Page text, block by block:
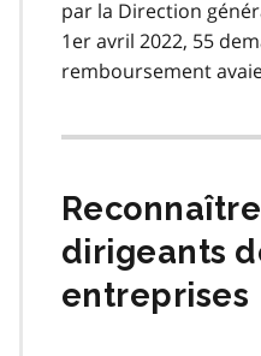
par la Direction
1er avril 2022, 55
remboursement
dirigeants
entreprises